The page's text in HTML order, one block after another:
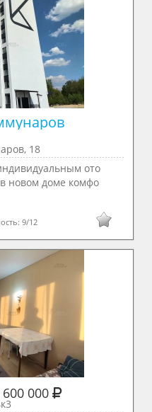
18
ото
новом доме комфо
9/12
000